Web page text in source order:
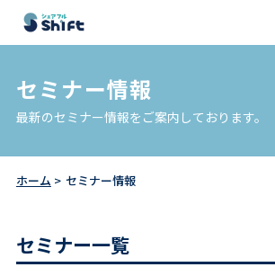
セミナー情報
最新のセミナー情報をご案内しております。
ホーム セミナー情報
セミナー一覧